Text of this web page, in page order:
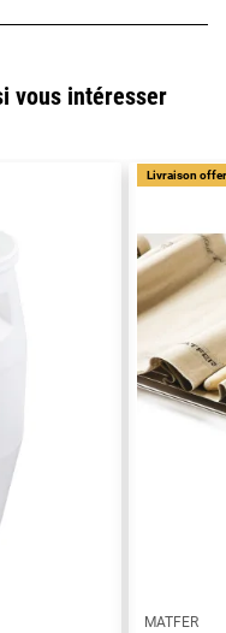
vous intéresser
MATFER
Livraison